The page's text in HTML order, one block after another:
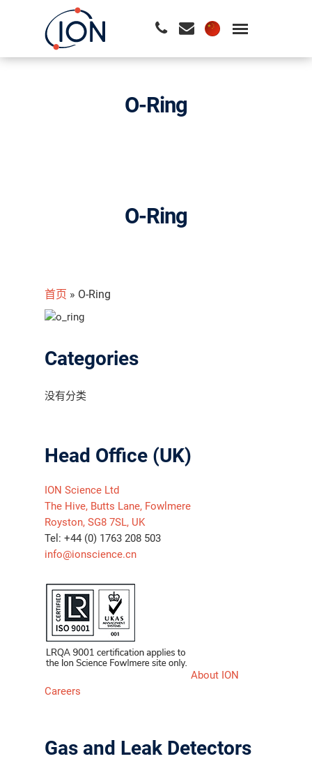
O-Ring
O-Ring
首页 » O-Ring
Categories
没有分类
Head Office (UK)
ION Science Ltd
The Hive, Butts Lane, Fowlmere
Royston, SG8 7SL, UK
Tel: +44 (0) 1763 208 503
info@ionscience.cn
About ION
Careers
Gas and Leak Detectors